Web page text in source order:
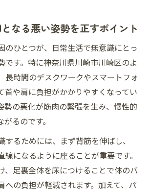
なる悪い姿勢を正すポイント
のひとつが、日常生活で無意識にとっ
です。特に神奈川県川崎市川崎区のよ
長時間のデスクワークやスマートフォ
首や肩に負担がかかりやすくなってい
勢の悪化が筋肉の緊張を生み、慢性的
るのです。
するためには、まず背筋を伸ばし、
線になるように座ることが重要です。
、足裏全体を床につけることで体のバ
への負担が軽減されます。加えて、パ